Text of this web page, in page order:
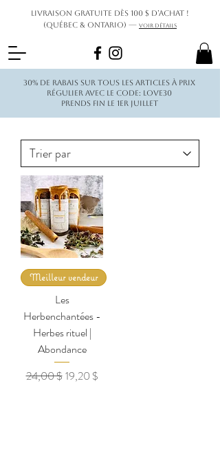
Livraison gratuite dès 100 $ d’achat !
(Québec & Ontario) — Voir détails
30% de rabais sur tous les articles à prix
régulier avec le code: love30
Prends fin le 1er juillet
Meilleur vendeur
Les
Herbenchantées -
Herbes rituel |
Abondance
Prix original
24,00 $Prix promotionnel
19,20 $